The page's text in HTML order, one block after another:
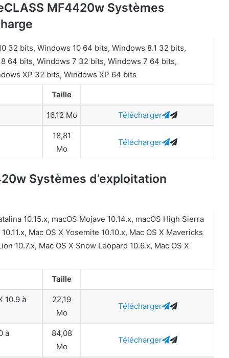
MF4420w Systèmes
32 bits, Windows 10 64 bits, Windows 8.1 32 bits,
64 bits, Windows 7 32 bits, Windows 7 64 bits,
XP 32 bits, Windows XP 64 bits
Taille
16,12 Mo Télécharger
18,81
Mo
Télécharger
Systèmes d’exploitation
10.15.x, macOS Mojave 10.14.x, macOS High Sierra
Mac OS X Yosemite 10.10.x, Mac OS X Mavericks
10.7.x, Mac OS X Snow Leopard 10.6.x, Mac OS X
Taille
10.9 à
22,19
Mo
Télécharger
à
84,08
Mo
Télécharger